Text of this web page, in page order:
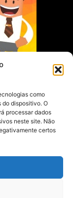
como
do dispositivo. O
processar dados
neste site. Não
certos